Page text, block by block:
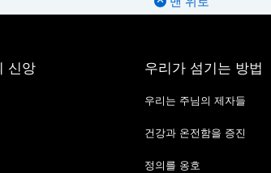
신앙 우리가 섬기는 방법
우리는 주님의 제자들
건강과 온전함을 증진
정의를 옹호